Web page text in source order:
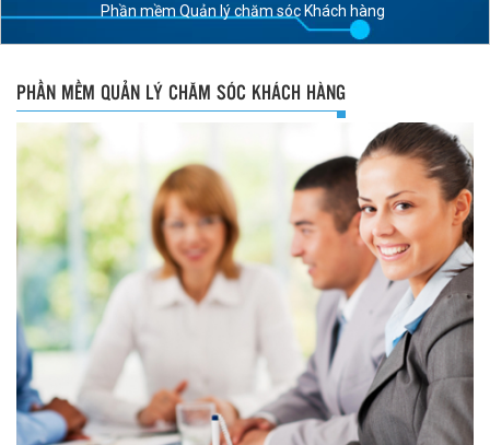
Phần mềm Quản lý chăm sóc Khách hàng
PHẦN MỀM QUẢN LÝ CHĂM SÓC KHÁCH HÀNG